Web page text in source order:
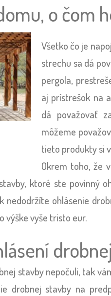
o čom
Všetko čo je
strechu sa dá
pergola,
aj prístrešok na
dá považovať
môžeme
tieto produkty si
Okrem toho, že
ktoré ste povinný
nedodržíte ohlásenie
výške vyše tristo eur.
stavby nepočuli, tak
drobnej stavby na